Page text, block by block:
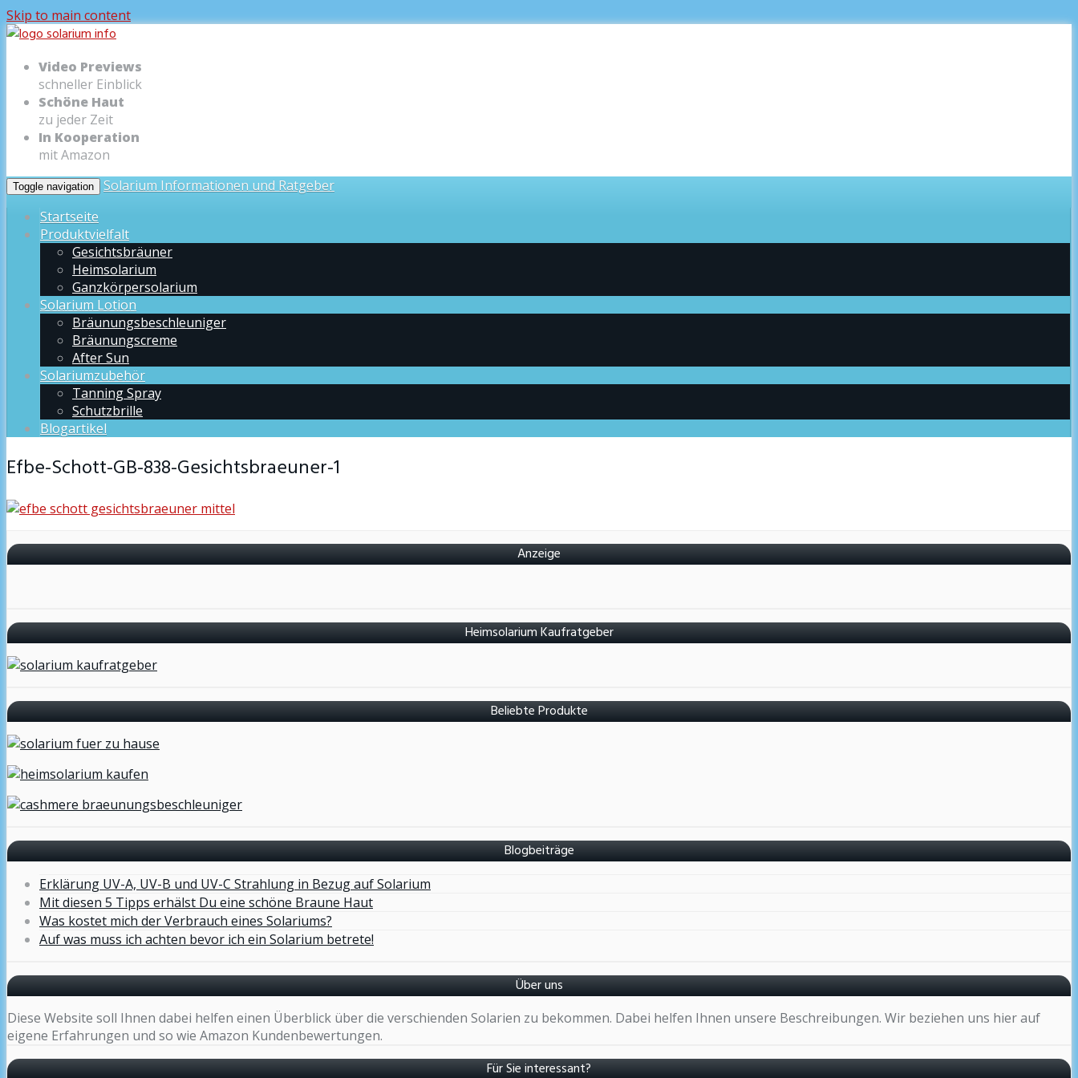
Skip to main content
Video Previews
schneller Einblick
Schöne Haut
zu jeder Zeit
In Kooperation
mit Amazon
Toggle navigation
Solarium Informationen und Ratgeber
Startseite
Produktvielfalt
Gesichtsbräuner
Heimsolarium
Ganzkörpersolarium
Solarium Lotion
Bräunungsbeschleuniger
Bräunungscreme
After Sun
Solariumzubehör
Tanning Spray
Schutzbrille
Blogartikel
Efbe-Schott-GB-838-Gesichtsbraeuner-1
Anzeige
Heimsolarium Kaufratgeber
Beliebte Produkte
Blogbeiträge
Erklärung UV-A, UV-B und UV-C Strahlung in Bezug auf Solarium
Mit diesen 5 Tipps erhälst Du eine schöne Braune Haut
Was kostet mich der Verbrauch eines Solariums?
Auf was muss ich achten bevor ich ein Solarium betrete!
Über uns
Diese Website soll Ihnen dabei helfen einen Überblick über die verschienden Solarien zu bekommen. Dabei helfen Ihnen unsere Beschreibungen. Wir beziehen uns hier auf
eigene Erfahrungen und so wie Amazon Kundenbewertungen.
Für Sie interessant?